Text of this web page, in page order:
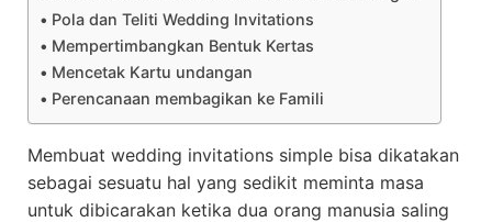
Pola dan Teliti Wedding Invitations
Mempertimbangkan Bentuk Kertas
Mencetak Kartu undangan
Perencanaan membagikan ke Famili
Membuat wedding invitations simple bisa dikatakan
sebagai sesuatu hal yang sedikit meminta masa
untuk dibicarakan ketika dua orang manusia saling